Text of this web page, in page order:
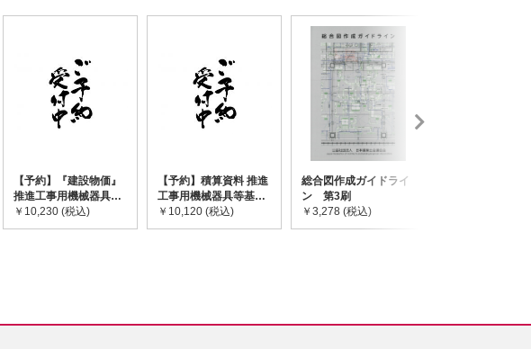
【予約】『建設物価』
推進工事用機械器具等
基礎価格表 2026年度
版 ※2026/8/31発売予
￥10,230 (税込)
【予約】積算資料 推進
工事用機械器具等基礎
価格表 2026年度版
※2026/8/31発売予定
￥10,120 (税込)
総合図作成ガイドライ
ン 第3刷
￥3,278 (税込)